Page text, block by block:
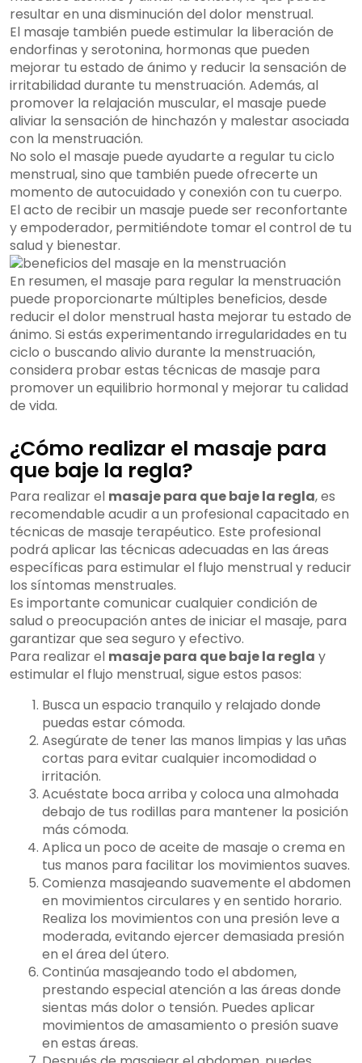
resultar en una disminución del dolor menstrual.
El masaje también puede estimular la liberación de
endorfinas y serotonina, hormonas que pueden
mejorar tu estado de ánimo y reducir la sensación de
irritabilidad durante tu menstruación. Además, al
promover la relajación muscular, el masaje puede
aliviar la sensación de hinchazón y malestar asociada
con la menstruación.
No solo el masaje puede ayudarte a regular tu ciclo
menstrual, sino que también puede ofrecerte un
momento de autocuidado y conexión con tu cuerpo.
El acto de recibir un masaje puede ser reconfortante
y empoderador, permitiéndote tomar el control de tu
salud y bienestar.
En resumen, el masaje para regular la menstruación
puede proporcionarte múltiples beneficios, desde
reducir el dolor menstrual hasta mejorar tu estado de
ánimo. Si estás experimentando irregularidades en tu
ciclo o buscando alivio durante la menstruación,
considera probar estas técnicas de masaje para
promover un equilibrio hormonal y mejorar tu calidad
de vida.
¿Cómo realizar el masaje para
que baje la regla?
Para realizar el masaje para que baje la regla, es
recomendable acudir a un profesional capacitado en
técnicas de masaje terapéutico. Este profesional
podrá aplicar las técnicas adecuadas en las áreas
específicas para estimular el flujo menstrual y reducir
los síntomas menstruales.
Es importante comunicar cualquier condición de
salud o preocupación antes de iniciar el masaje, para
garantizar que sea seguro y efectivo.
Para realizar el masaje para que baje la regla y
estimular el flujo menstrual, sigue estos pasos:
Busca un espacio tranquilo y relajado donde
puedas estar cómoda.
Asegúrate de tener las manos limpias y las uñas
cortas para evitar cualquier incomodidad o
irritación.
Acuéstate boca arriba y coloca una almohada
debajo de tus rodillas para mantener la posición
más cómoda.
Aplica un poco de aceite de masaje o crema en
tus manos para facilitar los movimientos suaves.
Comienza masajeando suavemente el abdomen
en movimientos circulares y en sentido horario.
Realiza los movimientos con una presión leve a
moderada, evitando ejercer demasiada presión
en el área del útero.
Continúa masajeando todo el abdomen,
prestando especial atención a las áreas donde
sientas más dolor o tensión. Puedes aplicar
movimientos de amasamiento o presión suave
en estas áreas.